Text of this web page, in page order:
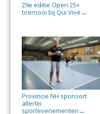
29e editie Open 25+
toernooi bij Qui Vive →
Provincie NH sponsort
allerlei
sportevenementen →